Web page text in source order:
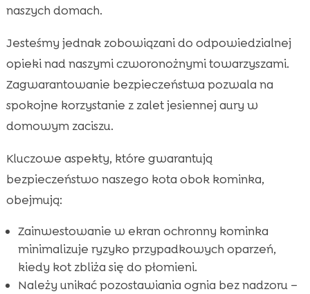
naszych domach.
Jesteśmy jednak zobowiązani do odpowiedzialnej
opieki nad naszymi czworonożnymi towarzyszami.
Zagwarantowanie bezpieczeństwa pozwala na
spokojne korzystanie z zalet jesiennej aury w
domowym zaciszu.
Kluczowe aspekty, które gwarantują
bezpieczeństwo naszego kota obok kominka,
obejmują:
Zainwestowanie w ekran ochronny kominka
minimalizuje ryzyko przypadkowych oparzeń,
kiedy kot zbliża się do płomieni.
Należy unikać pozostawiania ognia bez nadzoru –